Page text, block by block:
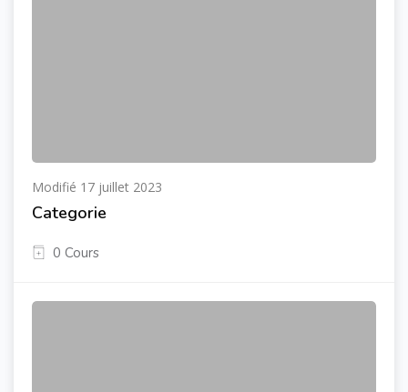
Modifié 17 juillet 2023
Categorie
0 Cours